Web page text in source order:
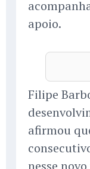
apoio.
Filipe
afirmou